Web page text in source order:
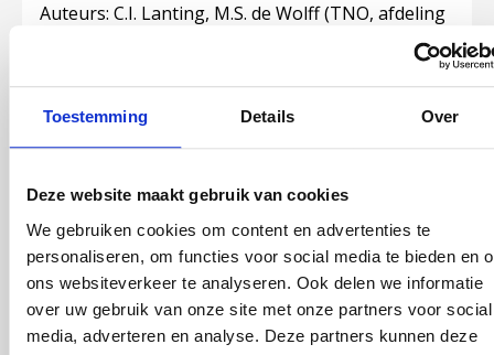
Toestemming Details Over
Deze website maakt gebruik van cookies
We gebruiken cookies om content en advertenties te
personaliseren, om functies voor social media te bieden en
ons websiteverkeer te analyseren. Ook delen we informatie
over uw gebruik van onze site met onze partners voor social
media, adverteren en analyse. Deze partners kunnen deze
Auteurs: C.I. Lanting, M.S. de Wolff (TNO, afdeling
Child Health), K. Wiefferink, N. Uilenburg (NSDSK)
V&VN vakgroep jeugd en NVDA en
V&VN vakgroep jeugd en NVDA.
Randvoorwaardelijk
door ActiZ Jeugd en GGD GHOR Nederland
Publicatiedatum: augustus 2023